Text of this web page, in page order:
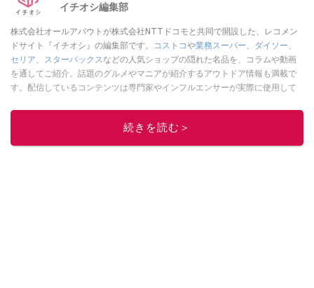
イチオシ編集部
株式会社オールアバウトが株式会社NTTドコモと共同で開設した、レコメン
ドサイト『イチオシ』の編集部です。
コストコや業務スーパー、 ダイソー、
セリア、 スターバックスなどの人気ショップの隠れた名品を、コラムや動画
を通してご紹介。話題のグルメやマニアが紹介するアウトドア情報も満載で
す。配信しているコンテンツは専門家やインフルエンサーが実際に使用して
ニュースでフォロー
続きを読む＞